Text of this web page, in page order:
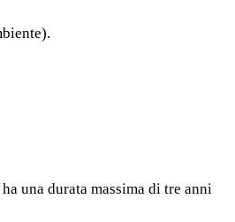
una durata massima di tre anni